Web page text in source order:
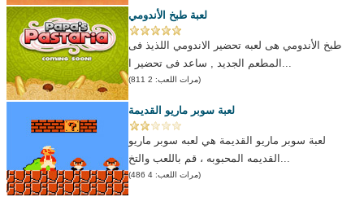
لعبة طبخ الأندومي
طبخ الأندومي هى لعبه تحضير الاندومي اللذيذ فى
(مرات اللعب: 2 811)
لعبة سوبر ماريو القديمة
لعبة سوبر ماريو القديمة هي لعبه سوبر ماريو
(مرات اللعب: 4 486)